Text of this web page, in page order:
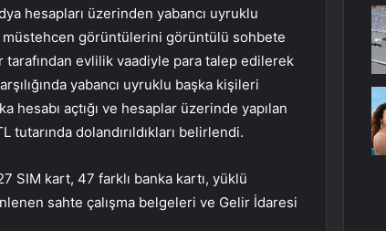
hesapları üzerinden yabancı uyruklu
görüntülerini görüntülü sohbete
tarafından evlilik vaadiyle para talep edilerek
yabancı uyruklu başka kişileri
açtığı ve hesaplar üzerinde yapılan
dolandırıldıkları belirlendi.
SIM kart, 47 farklı banka kartı, yüklü
sahte çalışma belgeleri ve Gelir İdaresi